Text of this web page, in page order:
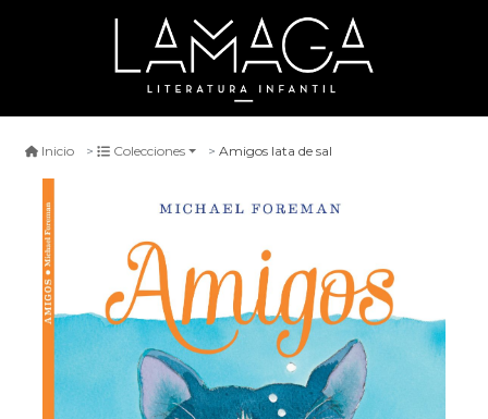
Inicio Colecciones Amigos lata de sal